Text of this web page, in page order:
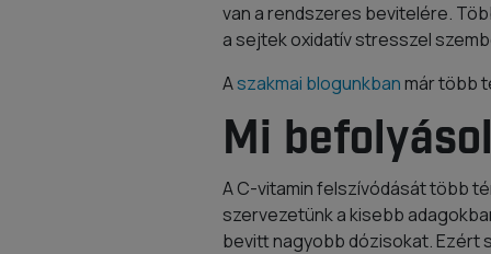
van a rendszeres bevitelére.
a sejtek oxidatív stresszel
Aszakmai blogunkbanmár több
Mi
A C-vitamin felszívódását több
szervezetünk a kisebb
bevitt nagyobb dózisokat. Ezért